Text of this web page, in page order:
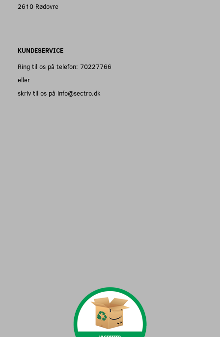
2610 Rødovre
KUNDESERVICE
Ring til os på telefon: 70227766
eller
skriv til os på info@sectro.dk